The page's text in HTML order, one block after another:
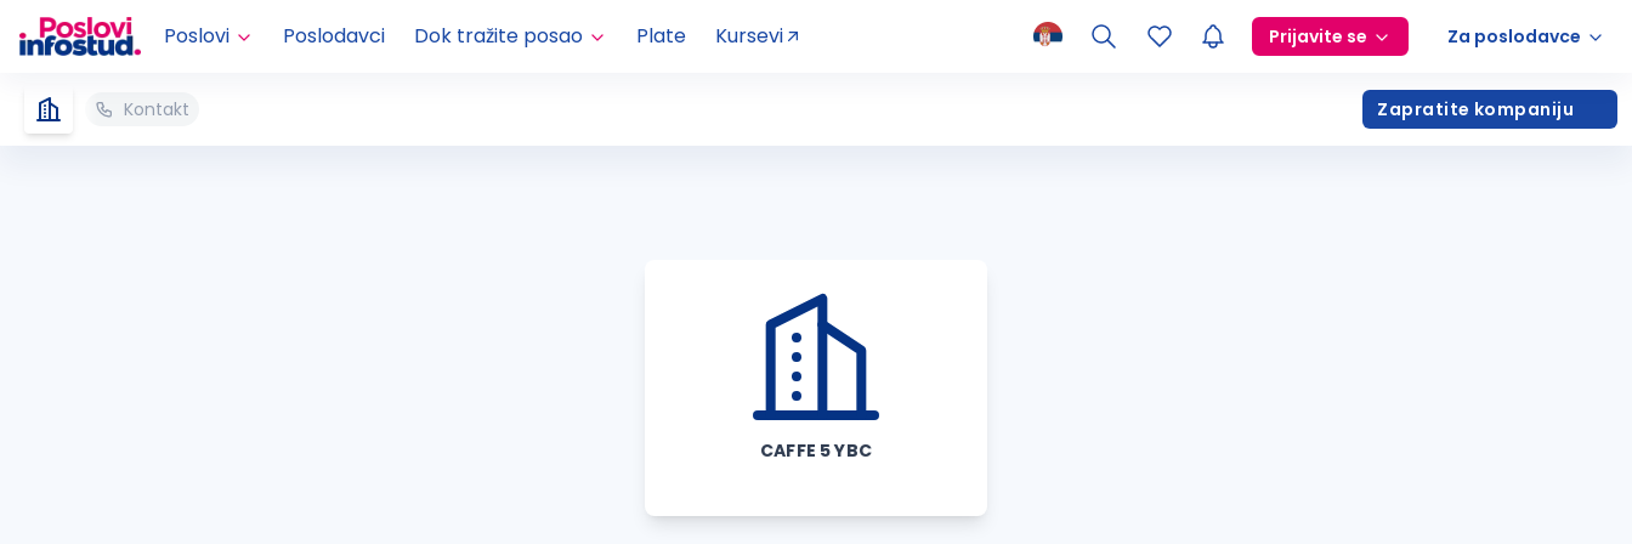
Poslovi Poslodavci Dok tražite posao Plate Kursevi Prijavite se Za poslodavce
Kontakt Zapratite kompaniju
CAFFE 5 YBC